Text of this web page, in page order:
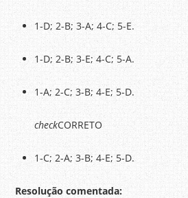
1-D; 2-B; 3-A; 4-C; 5-E.
1-D; 2-B; 3-E; 4-C; 5-A.
1-A; 2-C; 3-B; 4-E; 5-D.
checkCORRETO
1-C; 2-A; 3-B; 4-E; 5-D.
Resolução comentada: